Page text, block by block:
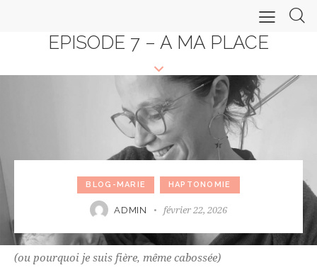
EPISODE 7 – A MA PLACE
BLOG-MARIE HAPTONOMIE
ADMIN février 22, 2026
(ou pourquoi je suis fière, même cabossée)